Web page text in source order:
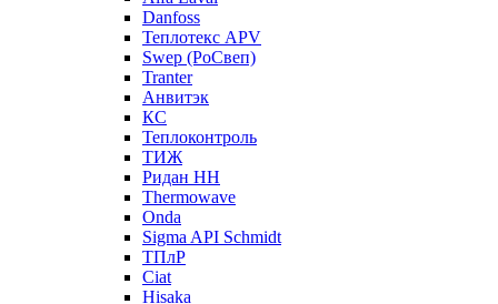
Danfoss
Теплотекс APV
Swep (РоСвеп)
Tranter
Анвитэк
КС
Теплоконтроль
ТИЖ
Ридан НН
Thermowave
Onda
Sigma API Schmidt
ТПлР
Ciat
Hisaka